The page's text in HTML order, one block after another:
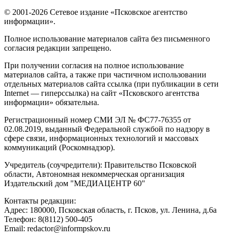
© 2001-2026 Сетевое издание «Псковское агентство
информации».
Полное использование материалов сайта без письменного
согласия редакции запрещено.
При получении согласия на полное использование
материалов сайта, а также при частичном использовании
отдельных материалов сайта ссылка (при публикации в сети
Internet — гиперссылка) на сайт «Псковского агентства
информации» обязательна.
Регистрационный номер СМИ ЭЛ № ФС77-76355 от
02.08.2019, выданный Федеральной службой по надзору в
сфере связи, информационных технологий и массовых
коммуникаций (Роскомнадзор).
Учредитель (соучредители): Правительство Псковской
области, Автономная некоммерческая организация
Издательский дом "МЕДИАЦЕНТР 60"
Контакты редакции:
Адреc: 180000, Псковская область, г. Псков, ул. Ленина, д.6а
Телефон: 8(8112) 500-405
Email: redactor@informpskov.ru